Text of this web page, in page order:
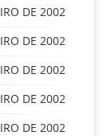
DE 2002
DE 2002
DE 2002
DE 2002
DE 2002